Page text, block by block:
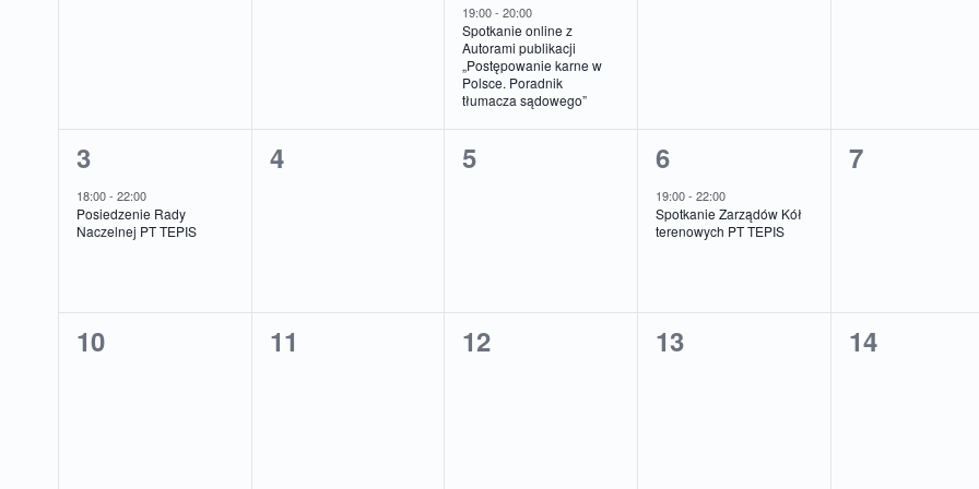
wydarzenie,
19:00-20:00
Spotkanie online z
Autorami publikacji
„Postępowanie karne w
Polsce. Poradnik
tłumacza sądowego”
1
wydarzenie,
3
18:00- 22:00
Posiedzenie Rady
Naczelnej PT TEPIS
0
4
0
5
1
wydarzenie,
6
19:00-22:00
Spotkanie Zarządów Kół
terenowych PT TEPIS
0
7
0
10
0
11
0
12
0
13
0
14